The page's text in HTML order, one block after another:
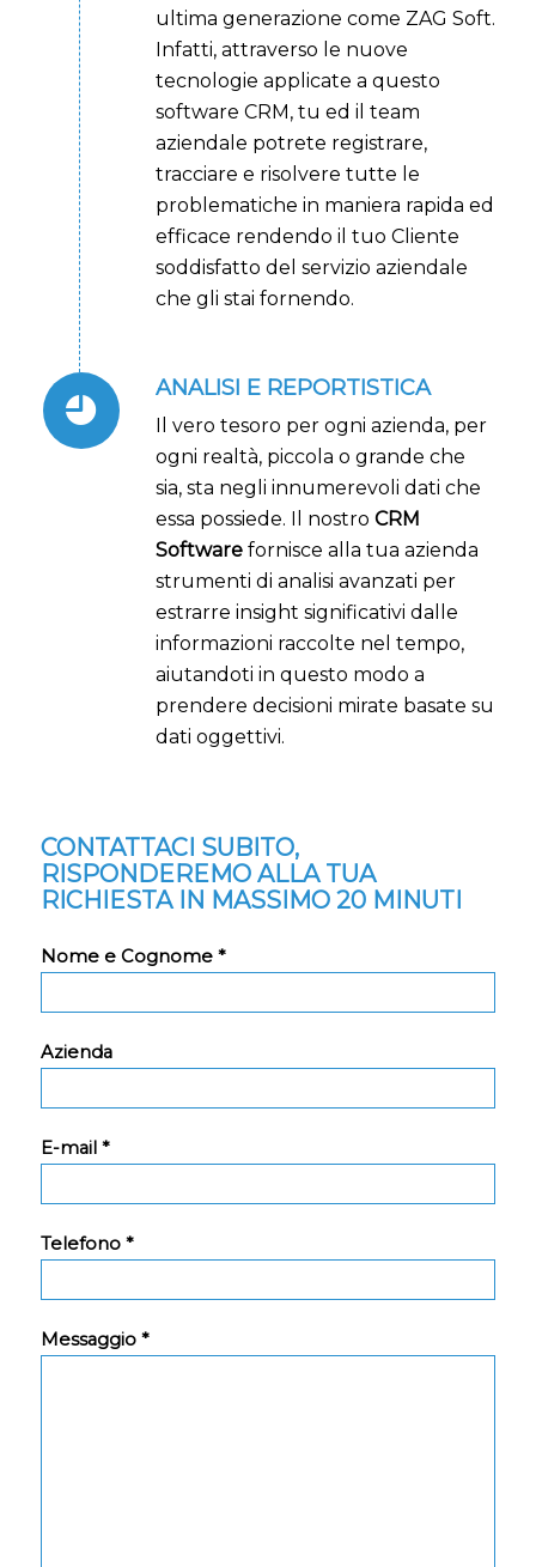
ultima generazione come ZAG Soft.
Infatti, attraverso le nuove
tecnologie applicate a questo
software CRM, tu ed il team
aziendale potrete registrare,
tracciare e risolvere tutte le
problematiche in maniera rapida ed
efficace rendendo il tuo Cliente
soddisfatto del servizio aziendale
che gli stai fornendo.
ANALISI E REPORTISTICA
Il vero tesoro per ogni azienda, per
ogni realtà, piccola o grande che
sia, sta negli innumerevoli dati che
essa possiede. Il nostro CRM
Softwarefornisce alla tua azienda
strumenti di analisi avanzati per
estrarre insight significativi dalle
informazioni raccolte nel tempo,
aiutandoti in questo modo a
prendere decisioni mirate basate su
dati oggettivi.
CONTATTACI SUBITO,
RISPONDEREMO ALLA TUA
RICHIESTA IN MASSIMO 20 MINUTI
Nome e Cognome *
Azienda
E-mail *
Telefono *
Messaggio *